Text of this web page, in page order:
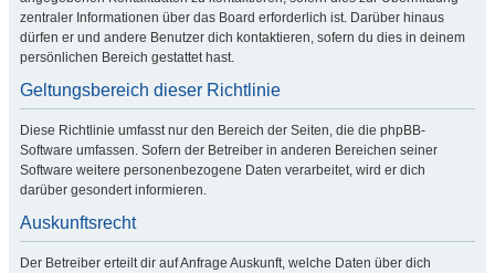
zentraler Informationen über das Board erforderlich ist. Darüber hinaus
dürfen er und andere Benutzer dich kontaktieren, sofern du dies in deinem
persönlichen Bereich gestattet hast.
Geltungsbereich dieser Richtlinie
Diese Richtlinie umfasst nur den Bereich der Seiten, die die phpBB-
Software umfassen. Sofern der Betreiber in anderen Bereichen seiner
Software weitere personenbezogene Daten verarbeitet, wird er dich
darüber gesondert informieren.
Auskunftsrecht
Der Betreiber erteilt dir auf Anfrage Auskunft, welche Daten über dich